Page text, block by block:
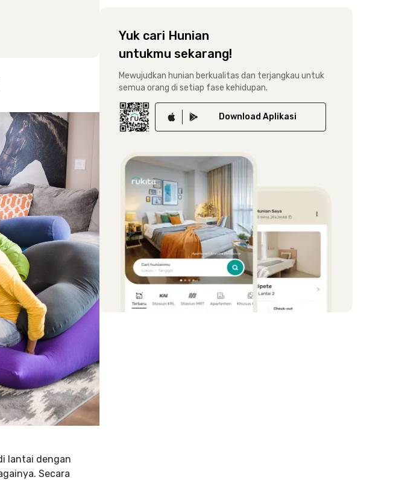
lantai dengan
Secara
Yuk cari Hunian
untukmu sekarang!
Mewujudkan hunian berkualitas dan terjangkau untuk
semua orang di setiap fase kehidupan.
Download Aplikasi